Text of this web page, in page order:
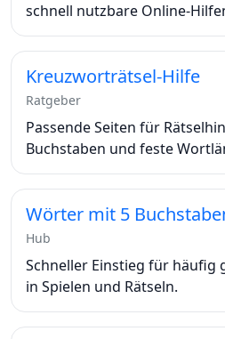
schnell nutzbare Online-
Kreuzworträtsel-Hilfe
Ratgeber
Passende Seiten für
Buchstaben und feste
Wörter mit 5
Hub
Schneller Einstieg für häufig
in Spielen und Rätseln.